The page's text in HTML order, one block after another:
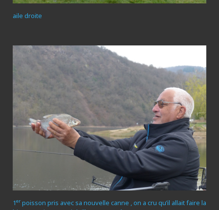
aile droite
1er poisson pris avec sa nouvelle canne , on a cru qu’il allait faire la